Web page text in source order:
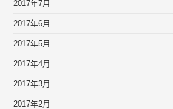
2017年7月
2017年6月
2017年5月
2017年4月
2017年3月
2017年2月